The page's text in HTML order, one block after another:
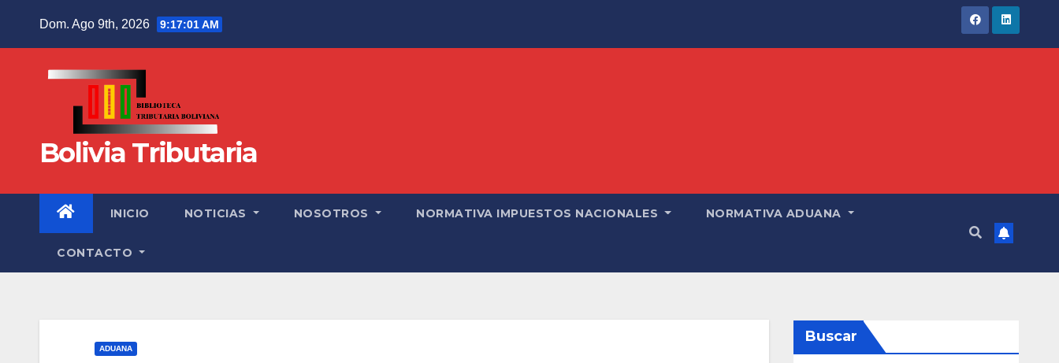
Dom. Ago 9th, 2026 9:17:01 AM
Bolivia Tributaria
INICIO NOTICIAS NOSOTROS NORMATIVA IMPUESTOS NACIONALES NORMATIVA ADUANA
CONTACTO
ADUANA
Buscar